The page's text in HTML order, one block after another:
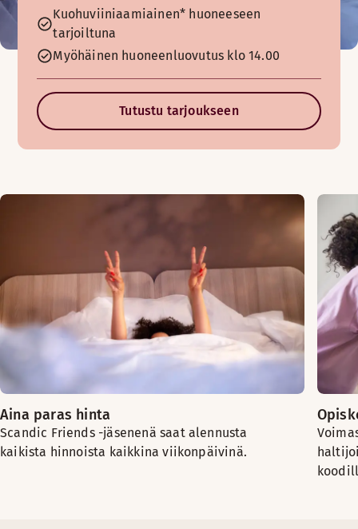
Kuohuviiniaamiainen* huoneeseen
tarjoiltuna
Myöhäinen huoneenluovutus klo 14.00
Tutustu tarjoukseen
Aina paras hinta
Scandic Friends -jäsenenä saat alennusta
kaikista hinnoista kaikkina viikonpäivinä.